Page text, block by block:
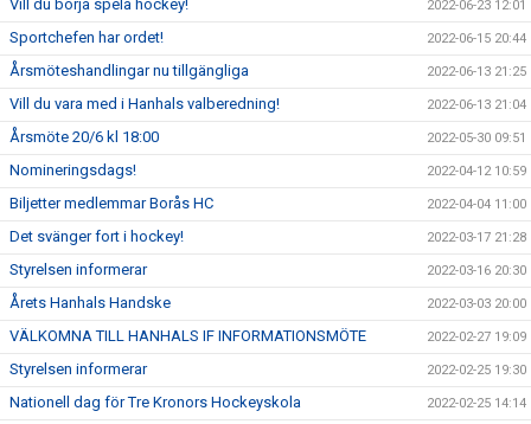
Vill du börja spela hockey! 2022-06-23 12:01
Sportchefen har ordet! 2022-06-15 20:44
Årsmöteshandlingar nu tillgängliga 2022-06-13 21:25
Vill du vara med i Hanhals valberedning! 2022-06-13 21:04
Årsmöte 20/6 kl 18:00 2022-05-30 09:51
Nomineringsdags! 2022-04-12 10:59
Biljetter medlemmar Borås HC 2022-04-04 11:00
Det svänger fort i hockey! 2022-03-17 21:28
Styrelsen informerar 2022-03-16 20:30
Årets Hanhals Handske 2022-03-03 20:00
VÄLKOMNA TILL HANHALS IF INFORMATIONSMÖTE 2022-02-27 19:09
Styrelsen informerar 2022-02-25 19:30
Nationell dag för Tre Kronors Hockeyskola 2022-02-25 14:14